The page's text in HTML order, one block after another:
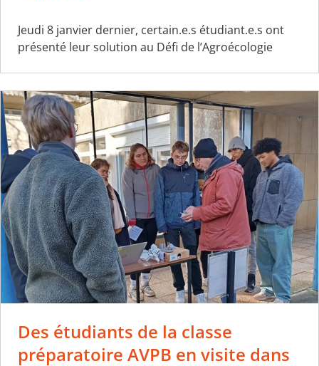
Jeudi 8 janvier dernier, certain.e.s étudiant.e.s ont
présenté leur solution au Défi de l’Agroécologie
Des étudiants de la classe
préparatoire AVPB en visite dans